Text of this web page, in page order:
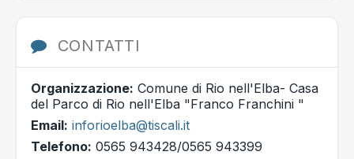
CONTATTI
Organizzazione: Comune di Rio nell'Elba- Casa
del Parco di Rio nell'Elba "Franco Franchini "
Email: inforioelba@tiscali.it
Telefono: 0565 943428/0565 943399